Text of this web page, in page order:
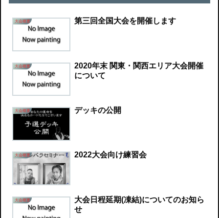
大会概要 第三回全国大会を開催します
大会概要
2020年末 関東・関西エリア大会開催
について
大会概要 デッキの公開
大会概要 2022大会向け練習会
大会概要
大会日程延期(凍結)についてのお知ら
せ